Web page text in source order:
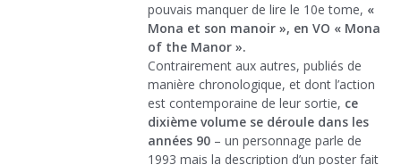
pouvais manquer de lire le 10e tome, «
Mona et son manoir », en VO « Mona
of the Manor ».
Contrairement aux autres, publiés de
manière chronologique, et dont l’action
est contemporaine de leur sortie, ce
dixième volume se déroule dans les
années 90 – un personnage parle de
1993 mais la description d’un poster fait